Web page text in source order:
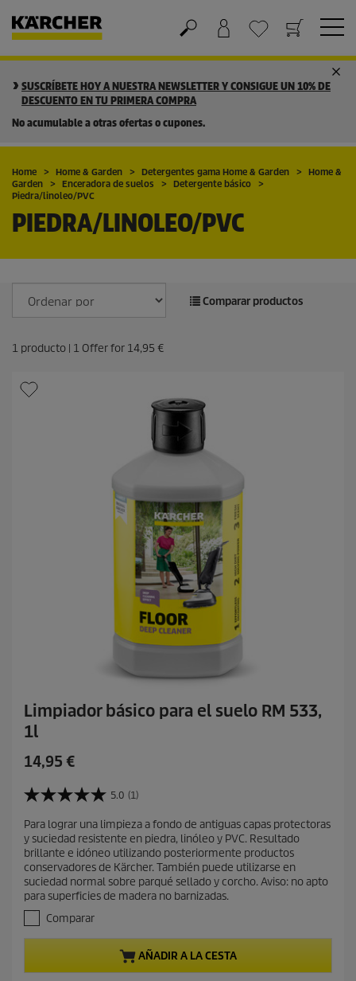
SUSCRÍBETE HOY A NUESTRA NEWSLETTER Y CONSIGUE UN 10% DE
DESCUENTO EN TU PRIMERA COMPRA
No acumulable a otras ofertas o cupones.
Home Home & Garden Detergentes gama Home & Garden
Home &
Garden
Enceradora de suelos
Detergente básico
Piedra/linoleo/PVC
PIEDRA/LINOLEO/PVC
Comparar productos
1 producto | 1 Offer for 14,95 €
Limpiador básico para el suelo RM 533,
1l
P
e
i
o
a
c
t
a
d
14,95 €
5.0 (1)
5
0
d
e
5
e
s
r
l
Para lograr una limpieza a fondo de antiguas capas protectoras
y suciedad resistente en piedra, linóleo y PVC. Resultado
brillante e idóneo utilizando posteriormente productos
conservadores de Kärcher. También puede utilizarse en
suciedad normal sobre parqué sellado y corcho. Aviso: no apto
para superficies de madera no barnizadas.
Comparar
AÑADIR A LA CESTA